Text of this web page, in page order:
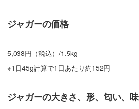
ジャガーの価格
5,038円（税込）/1.5kg
※1日45g計算で1日あたり約152円
ジャガーの大きさ、形、匂い、味